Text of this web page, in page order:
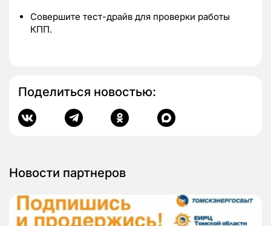
Совершите тест-драйв для проверки работы
КПП.
Поделиться новостью:
Новости партнеров